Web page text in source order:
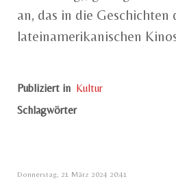
an, das in die Geschichten
lateinamerikanischen
Publiziert in Kultur
Schlagwörter
Donnerstag, 21 März 2024 20:41